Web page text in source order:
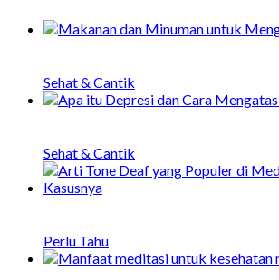
Sehat & Cantik
Sehat & Cantik
Perlu Tahu